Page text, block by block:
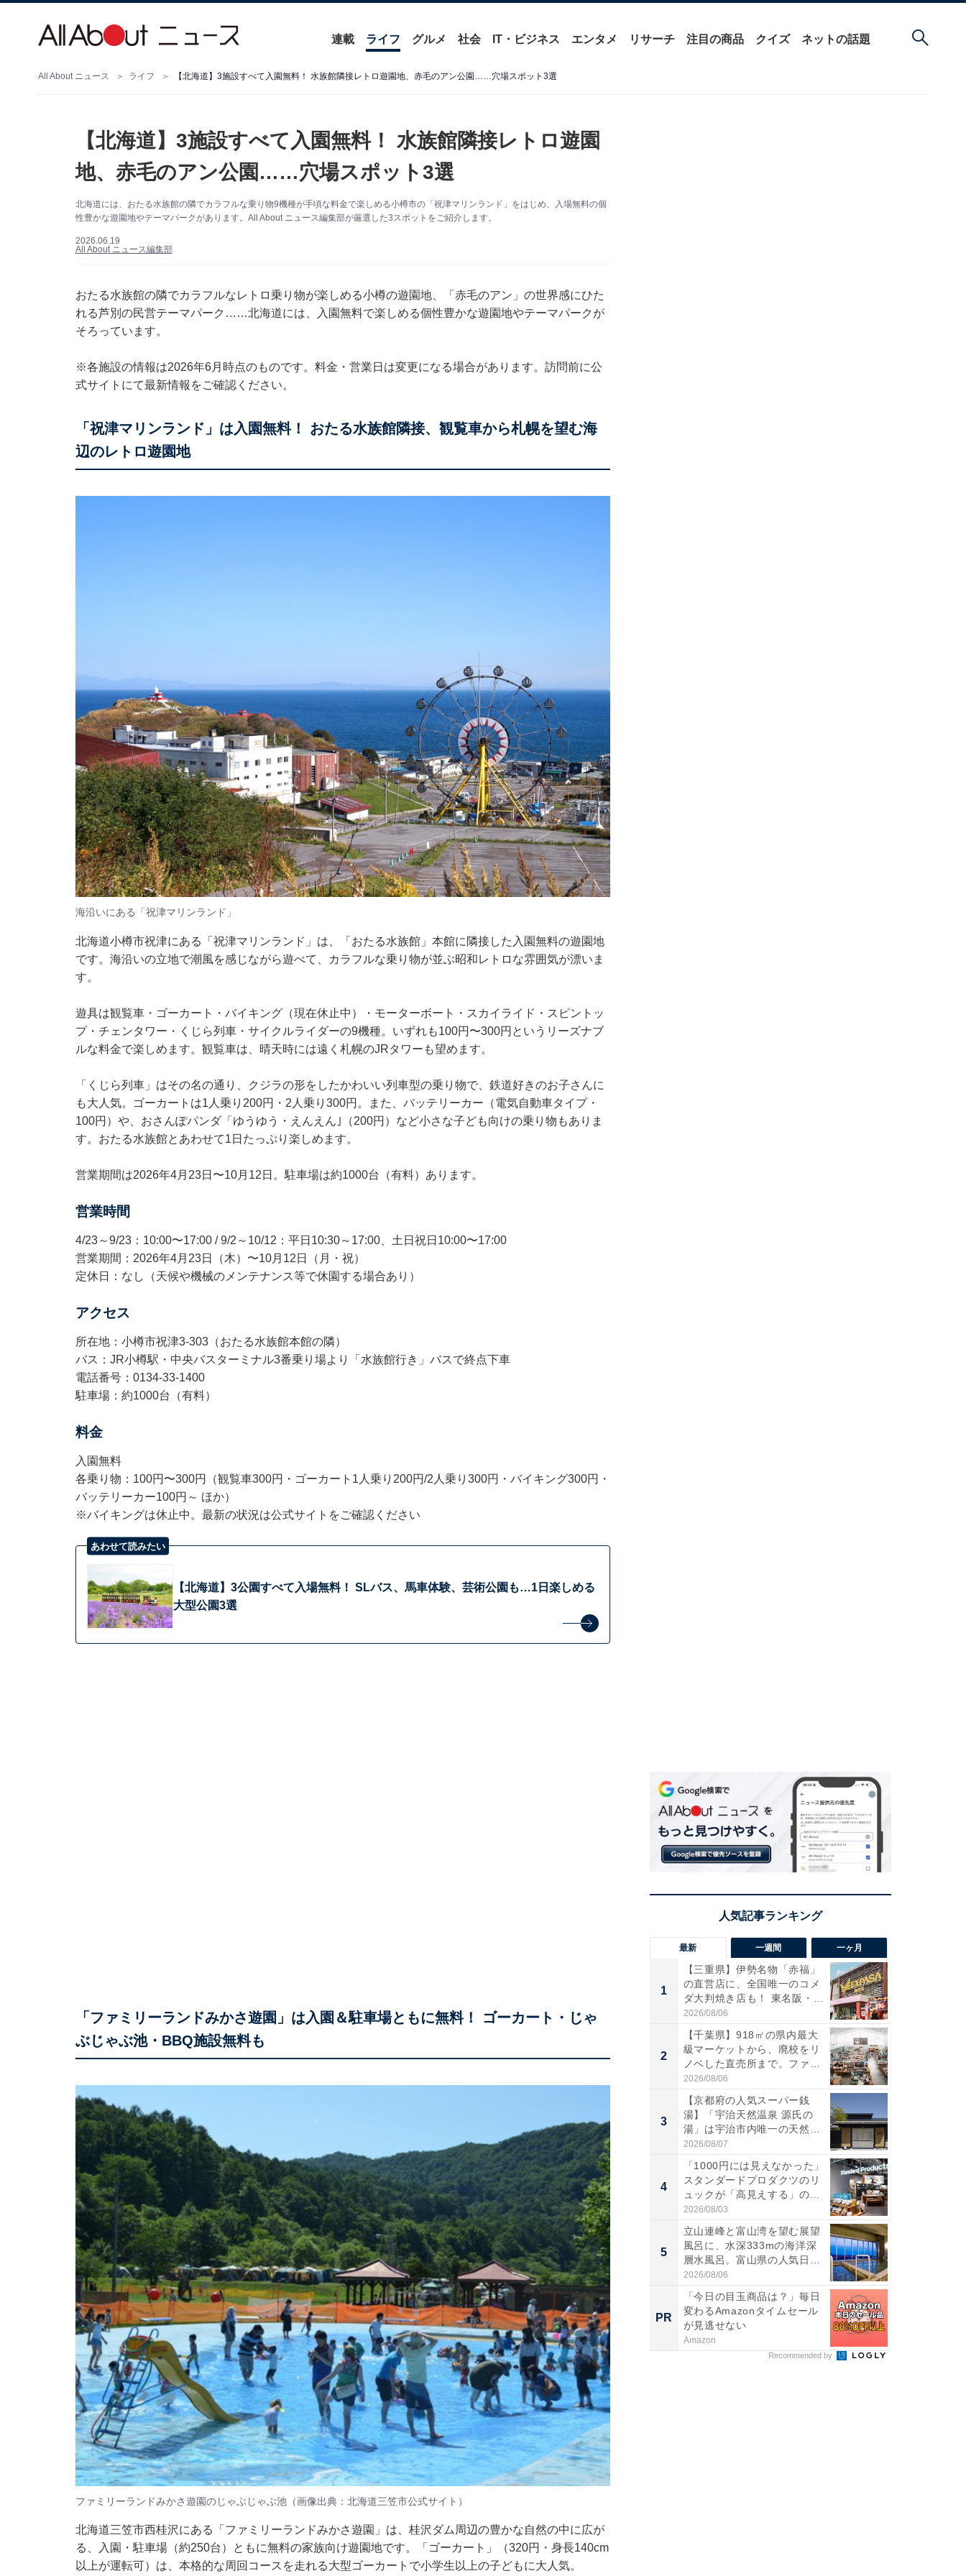
連載 ライフ グルメ 社会 IT・ビジネス エンタメ リサーチ 注目の商品 クイズ ネットの話題
All About ニュース ライフ 【北海道】3施設すべて入園無料！ 水族館隣接レトロ遊園地、赤毛のアン公園……穴場スポット3選
【北海道】3施設すべて入園無料！ 水族館隣接レトロ遊園
地、赤毛のアン公園……穴場スポット3選
北海道には、おたる水族館の隣でカラフルな乗り物9機種が手頃な料金で楽しめる小樽市の「祝津マリンランド」をはじめ、入場無料の個
性豊かな遊園地やテーマパークがあります。All About ニュース編集部が厳選した3スポットをご紹介します。
2026.06.19
All About ニュース編集部
おたる水族館の隣でカラフルなレトロ乗り物が楽しめる小樽の遊園地、「赤毛のアン」の世界感にひた
れる芦別の民営テーマパーク……北海道には、入園無料で楽しめる個性豊かな遊園地やテーマパークが
そろっています。
※各施設の情報は2026年6月時点のものです。料金・営業日は変更になる場合があります。訪問前に公
式サイトにて最新情報をご確認ください。
「祝津マリンランド」は入園無料！ おたる水族館隣接、観覧車から札幌を望む海
辺のレトロ遊園地
海沿いにある「祝津マリンランド」
北海道小樽市祝津にある「祝津マリンランド」は、「おたる水族館」本館に隣接した入園無料の遊園地
です。海沿いの立地で潮風を感じながら遊べて、カラフルな乗り物が並ぶ昭和レトロな雰囲気が漂いま
す。
遊具は観覧車・ゴーカート・バイキング（現在休止中）・モーターボート・スカイライド・スピントッ
プ・チェンタワー・くじら列車・サイクルライダーの9機種。いずれも100円〜300円というリーズナブ
ルな料金で楽しめます。観覧車は、晴天時には遠く札幌のJRタワーも望めます。
「くじら列車」はその名の通り、クジラの形をしたかわいい列車型の乗り物で、鉄道好きのお子さんに
も大人気。ゴーカートは1人乗り200円・2人乗り300円。また、バッテリーカー（電気自動車タイプ・
100円）や、おさんぽパンダ「ゆうゆう・えんえん｣（200円）など小さな子ども向けの乗り物もありま
す。おたる水族館とあわせて1日たっぷり楽しめます。
営業期間は2026年4月23日〜10月12日。駐車場は約1000台（有料）あります。
営業時間
4/23～9/23：10:00〜17:00 / 9/2～10/12：平日10:30～17:00、土日祝日10:00〜17:00
営業期間：2026年4月23日（木）〜10月12日（月・祝）
定休日：なし（天候や機械のメンテナンス等で休園する場合あり）
アクセス
所在地：小樽市祝津3-303（おたる水族館本館の隣）
バス：JR小樽駅・中央バスターミナル3番乗り場より「水族館行き」バスで終点下車
電話番号：0134-33-1400
駐車場：約1000台（有料）
料金
入園無料
各乗り物：100円〜300円（観覧車300円・ゴーカート1人乗り200円/2人乗り300円・バイキング300円・
バッテリーカー100円～ ほか）
※バイキングは休止中。最新の状況は公式サイトをご確認ください
あわせて読みたい
【北海道】3公園すべて入場無料！ ​​​​​​​SLバス、馬車体験、芸術公園も…1日楽しめる
大型公園3選
「ファミリーランドみかさ遊園」は入園＆駐車場ともに無料！ ゴーカート・じゃ
ぶじゃぶ池・BBQ施設無料も
ファミリーランドみかさ遊園のじゃぶじゃぶ池（画像出典：北海道三笠市公式サイト）
北海道三笠市西桂沢にある「ファミリーランドみかさ遊園」は、桂沢ダム周辺の豊かな自然の中に広が
る、入園・駐車場（約250台）ともに無料の家族向け遊園地です。「ゴーカート」（320円・身長140cm
以上が運転可）は、本格的な周回コースを走れる大型ゴーカートで小学生以上の子どもに大人気。
最新 一週間 一ヶ月
1
【三重県】伊勢名物「赤福」
の直営店に、全国唯一のコメ
ダ大判焼き店も！ 東名阪・
伊...
2026/08/06
2
【千葉県】918㎡の県内最大
級マーケットから、廃校をリ
ノベした直売所まで。ファ
ー...
2026/08/06
3
【京都府の人気スーパー銭
湯】「宇治天然温泉 源氏の
湯」は宇治市内唯一の天然温
泉と...
2026/08/07
4
「1000円には見えなかった」
スタンダードプロダクツのリ
ュックが「高見えする」の...
2026/08/03
5
立山連峰と富山湾を望む展望
風呂に、水深333mの海洋深
層水風呂。富山県の人気日
帰...
2026/08/06
PR
「今日の目玉商品は？」毎日
変わるAmazonタイムセール
が見逃せない
Amazon
Recommended by